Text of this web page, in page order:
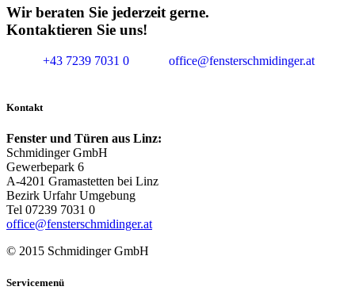
Wir beraten Sie jederzeit gerne.
Kontaktieren Sie uns!
+43 7239 7031 0 office@fensterschmidinger.at
Kontakt
Fenster und Türen aus Linz:
Schmidinger GmbH
Gewerbepark 6
A-4201 Gramastetten bei Linz
Bezirk Urfahr Umgebung
Tel 07239 7031 0
office@fensterschmidinger.at
© 2015 Schmidinger GmbH
Servicemenü